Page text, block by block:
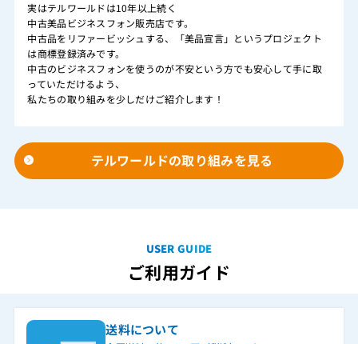
実はテルワールドは10年以上続く
中古美品ビジネスフォン販売店です。
中古品をリファービッシュする、「美品宣言」というプロジェクト
は商標登録済みです。
中古のビジネスフォンを使うのが不安という方でも安心して手に取
っていただけるよう、
私たちの取り組みを少しだけご紹介します！
テルワールドの取り組みを見る
USER GUIDE
ご利用ガイド
送料について